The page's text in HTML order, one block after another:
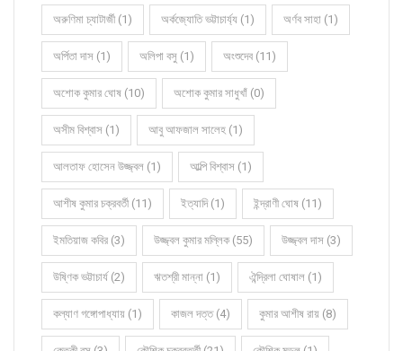
অরুণিমা চ্যাটার্জী (1) অর্কজ্যোতি ভট্টাচার্য্য (1) অর্ণব সাহা (1)
অর্পিতা দাস (1) অলিপা বসু (1) অংশুদেব (11)
অশোক কুমার ঘোষ (10) অশোক কুমার সাধুখাঁ (0)
অসীম বিশ্বাস (1) আবু আফজাল সালেহ (1)
আলতাফ হোসেন উজ্জ্বল (1) আল্পি বিশ্বাস (1)
আশীষ কুমার চক্রবর্তী (11) ইত্যাদি (1) ইন্দ্রাণী ঘোষ (11)
ইমতিয়াজ কবির (3) উজ্জ্বল কুমার মল্লিক (55) উজ্জ্বল দাস (3)
উষ্ণিক ভট্টাচার্য (2) ঋতশ্রী মান্না (1) ঐন্দ্রিলা ঘোষাল (1)
কল্যাণ গঙ্গোপাধ্যায় (1) কাজল দত্ত (4) কুমার আশীষ রায় (8)